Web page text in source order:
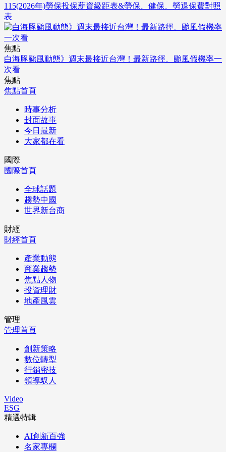
115(2026年)勞保投保薪資級距表&勞保、健保、勞退保費對照
表
焦點
白海豚颱風動態》週末最接近台灣！最新路徑、颱風假機率一
次看
焦點
焦點首頁
時事分析
封面故事
今日最新
大家都在看
國際
國際首頁
全球話題
趨勢中國
世界新台商
財經
財經首頁
產業動態
商業趨勢
焦點人物
投資理財
地產風雲
管理
管理首頁
創新策略
數位轉型
行銷密技
領導馭人
Video
ESG
精選特輯
AI創新百強
名家專欄